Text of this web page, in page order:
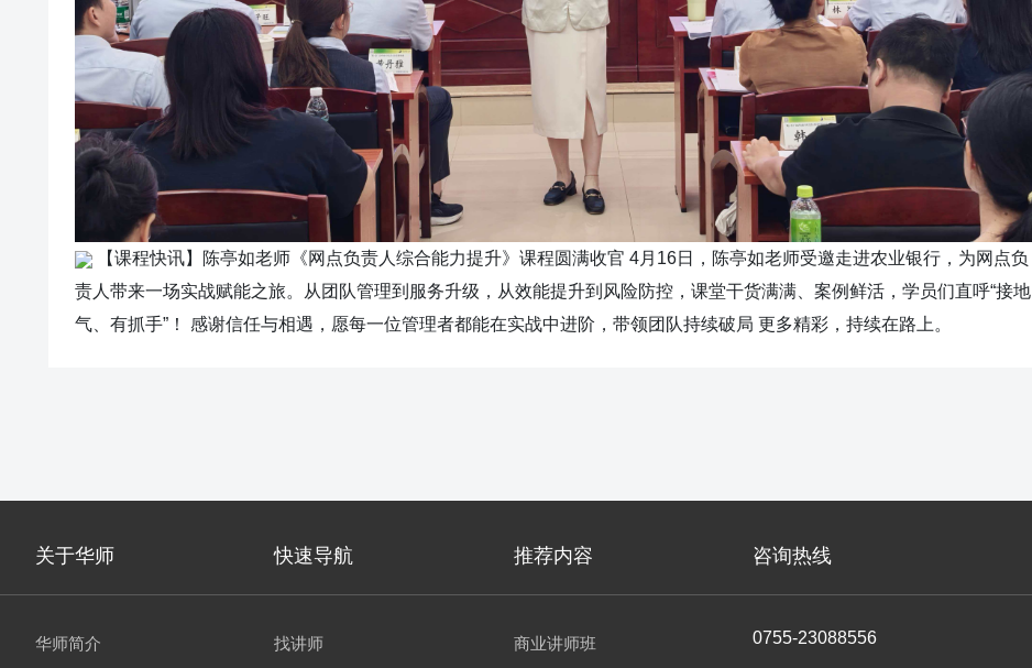
【课程快讯】陈亭如老师《网点负责人综合能力提升》课程圆满收官 4月16日，陈亭如老师受邀走进农业银行，为网点负
责人带来一场实战赋能之旅。从团队管理到服务升级，从效能提升到风险防控，课堂干货满满、案例鲜活，学员们直呼“接地
气、有抓手”！ 感谢信任与相遇，愿每一位管理者都能在实战中进阶，带领团队持续破局 更多精彩，持续在路上。
关于华师 快速导航 推荐内容 咨询热线
华师简介 找讲师 商业讲师班 0755-23088556